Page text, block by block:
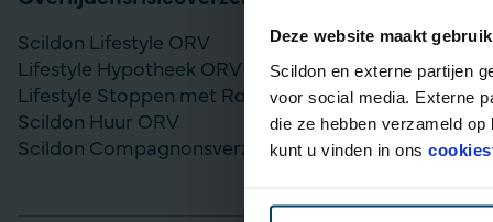
Deze website maakt
Scildon en externe partijen
voor social media. Externe
die ze hebben verzameld
kunt u vinden in ons
Scildon Lifestyle ORV
Lifestyle Hypotheek ORV
Lifestyle Stoppen met Roken ORV
Scildon Huur ORV
Scildon Compagnonsverzekering
Vergelijk
Gouden
Lijfrente
Particulier
Scildon